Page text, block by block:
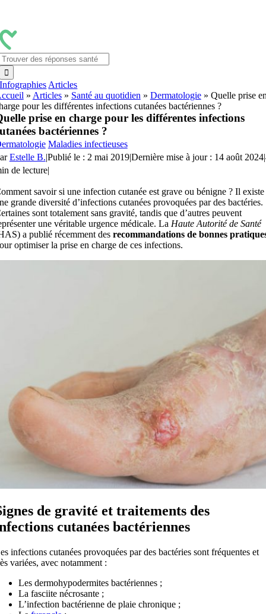
contenu
Infographies Articles
» Articles» Santé au quotidien » Dermatologie» Quelle prise
pour les différentes infections cutanées bactériennes ?
prise en charge pour les différentes infections
bactériennes ?
Maladies infectieuses
Estelle B.|Publié le : 2 mai 2019|Dernière mise à jour : 14 août 2024|
de lecture|
savoir si une infection cutanée est grave ou bénigne ? Il existe
grande diversité d’infections cutanées provoquées par des bactéries.
sont totalement sans gravité, tandis que d’autres peuvent
une véritable urgence médicale. La Haute Autorité de Santé
a publié récemment des recommandations de bonnes
optimiser la prise en charge de ces infections.
de gravité et traitements des
cutanées bactériennes
infections cutanées provoquées par des bactéries sont fréquentes et
variées, avec notamment :
Les dermohypodermites bactériennes ;
La fasciite nécrosante ;
L’infection bactérienne de plaie chronique ;